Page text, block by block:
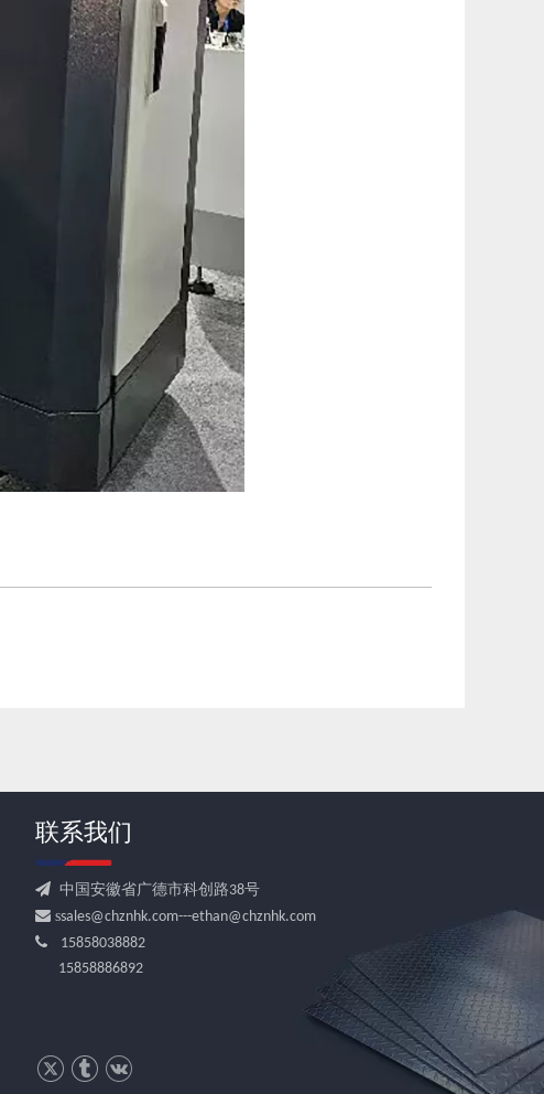
联系我们
 中国安徽省广德市科创路38号
 ssales@chznhk.com---ethan@chznhk.com
 15858038882
15858886892